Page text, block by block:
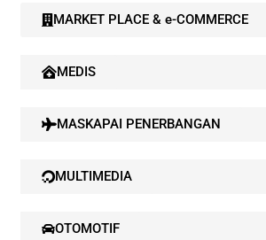
MARKET PLACE & e-COMMERCE
MEDIS
MASKAPAI PENERBANGAN
MULTIMEDIA
OTOMOTIF